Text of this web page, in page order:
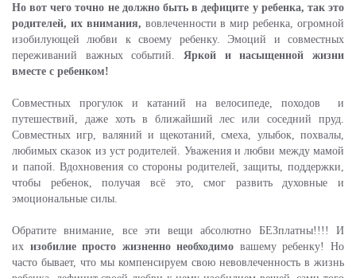
Но вот чего точно не должно быть в дефиците у ребенка, так это
родителей, их внимания, вовлеченности в мир ребенка, огромной
изобилующей любви к своему ребенку. Эмоций и совместных
переживаний важных событий. Яркой и насыщенной жизни
вместе с ребенком!
Совместных прогулок и катаний на велосипеде, походов и
путешествий, даже хоть в ближайший лес или соседний пруд.
Совместных игр, валяний и щекотаний, смеха, улыбок, похвалы,
любимых сказок из уст родителей. Уважения и любви между мамой
и папой. Вдохновения со стороны родителей, защиты, поддержки,
чтобы ребенок, получая всё это, смог развить духовные и
эмоциональные силы.
Обратите внимание, все эти вещи абсолютно БЕЗплатны!!!! И
их изобилие просто жизненно необходимо вашему ребенку! Но
часто бывает, что мы компенсируем свою невовлеченность в жизнь